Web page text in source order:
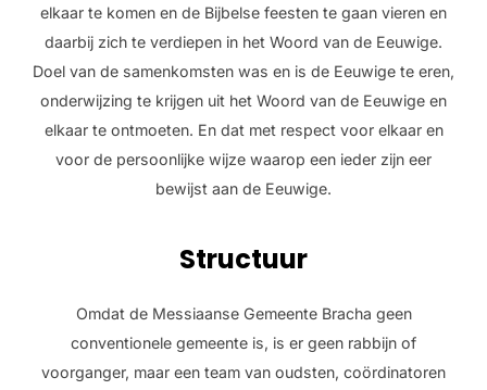
elkaar te komen en de Bijbelse feesten te gaan vieren en
daarbij zich te verdiepen in het Woord van de Eeuwige.
Doel van de samenkomsten was en is de Eeuwige te eren,
onderwijzing te krijgen uit het Woord van de Eeuwige en
elkaar te ontmoeten. En dat met respect voor elkaar en
voor de persoonlijke wijze waarop een ieder zijn eer
bewijst aan de Eeuwige.
Structuur
Omdat de Messiaanse Gemeente Bracha geen
conventionele gemeente is, is er geen rabbijn of
voorganger, maar een team van oudsten, coördinatoren